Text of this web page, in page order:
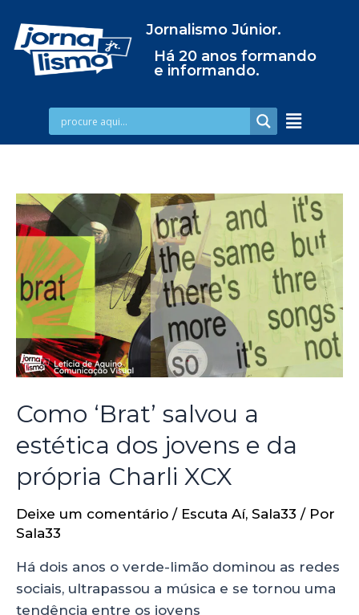
Jornalismo Júnior.
Há 20 anos formando
e informando.
Como ‘Brat’ salvou a
estética dos jovens e da
própria Charli XCX
Deixe um comentário / Escuta Aí, Sala33 / Por
Sala33
Há dois anos o verde-limão dominou as redes
sociais, ultrapassou a música e se tornou uma
tendência entre os jovens